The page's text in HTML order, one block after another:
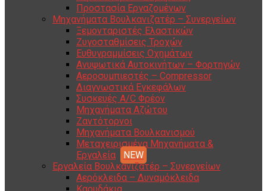
Προστασία Εργαζομένων
Μηχανήματα Βουλκανιζατέρ – Συνεργείων
Ξεμονταριστές Ελαστικών
Ζυγοσταθμίσεις Τροχών
Ευθυγραμμίσεις Οχημάτων
Ανυψωτικά Αυτοκινήτων – Φορτηγών
Αεροσυμπιεστές – Compressor
Διαγνωστικά Εγκεφάλων
Συσκευές A/C Φρέον
Μηχανήματα Αζώτου
Ζαντότορνοι
Μηχανήματα Βουλκανισμού
Μεταχειρισμένα Μηχανήματα &
Εργαλεία
Εργαλεία Βουλκανιζατέρ – Συνεργείων
Αερόκλειδα – Δυναμόκλειδα